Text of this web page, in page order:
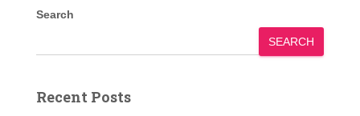
Search
SEARCH
Recent Posts